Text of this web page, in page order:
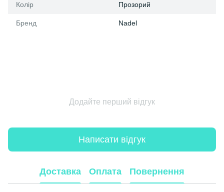
Колір Прозорий
Бренд Nadel
Додайте перший відгук
Написати відгук
Доставка Оплата Повернення